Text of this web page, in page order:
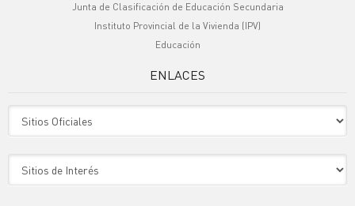
Junta de Clasificación de Educación Secundaria
Instituto Provincial de la Vivienda (IPV)
Educación
ENLACES